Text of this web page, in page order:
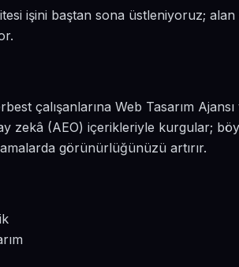
işini baştan sona üstleniyoruz; alan
çalışanlarına Web Tasarım
zekâ (AEO) içerikleriyle kurgular;
görünürlüğünüzü artırır.